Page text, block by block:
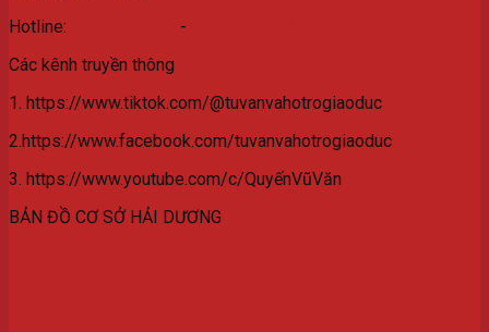
Hotline:
-
Các kênh truyền thông
1. https://www.tiktok.com/@tuvanvahotrogiaoduc
2.https://www.facebook.com/tuvanvahotrogiaoduc
3. https://www.youtube.com/c/QuyếnVũVăn
BẢN ĐỒ CƠ SỞ HẢI DƯƠNG